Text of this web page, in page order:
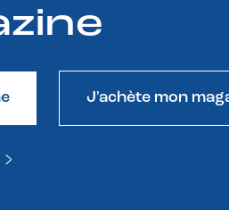
J'achète mon